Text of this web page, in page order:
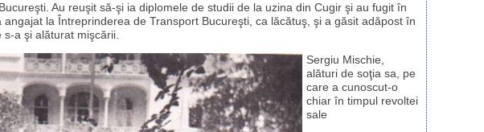
Au reuşit să-şi ia diplomele de studii de la uzina din Cugir şi au fugit în
la Întreprinderea de Transport Bucureşti, ca lăcătuş, şi a găsit adăpost în
a şi alăturat mişcării.
Sergiu Mischie,
alături de soţia sa, pe
care a cunoscut-o
chiar în timpul revoltei
sale